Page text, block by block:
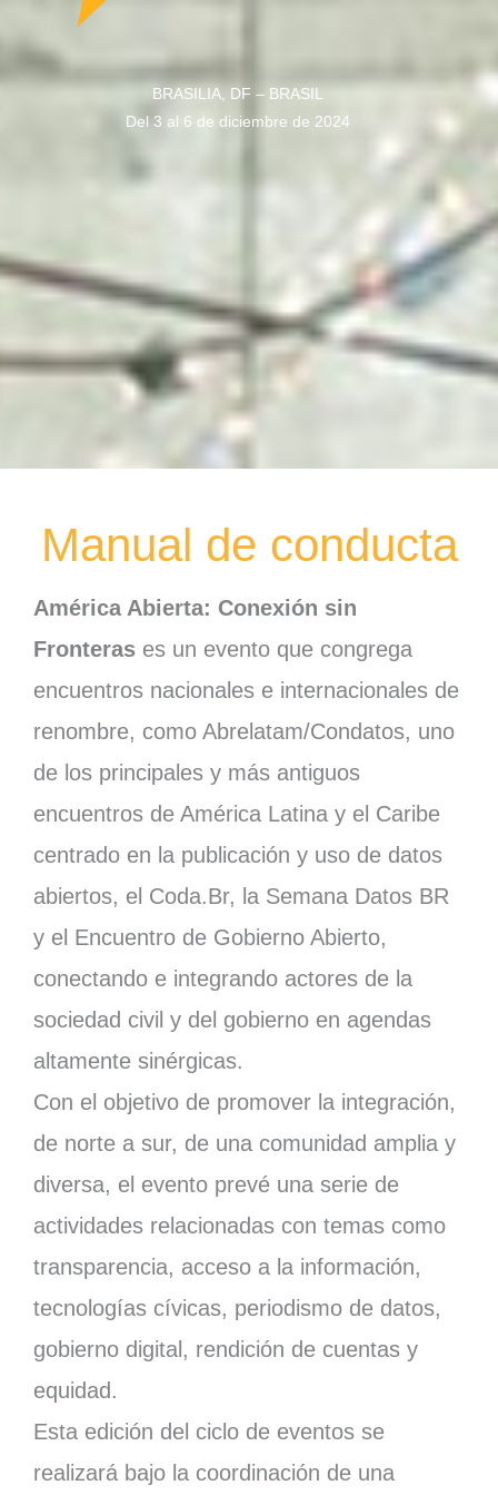
BRASILIA, DF – BRASIL
Del 3 al 6 de diciembre de 2024
Manual de conducta
América Abierta: Conexión sin
Fronteras es un evento que congrega
encuentros nacionales e internacionales de
renombre, como Abrelatam/Condatos, uno
de los principales y más antiguos
encuentros de América Latina y el Caribe
centrado en la publicación y uso de datos
abiertos, el Coda.Br, la Semana Datos BR
y el Encuentro de Gobierno Abierto,
conectando e integrando actores de la
sociedad civil y del gobierno en agendas
altamente sinérgicas.
Con el objetivo de promover la integración,
de norte a sur, de una comunidad amplia y
diversa, el evento prevé una serie de
actividades relacionadas con temas como
transparencia, acceso a la información,
tecnologías cívicas, periodismo de datos,
gobierno digital, rendición de cuentas y
equidad.
Esta edición del ciclo de eventos se
realizará bajo la coordinación de una